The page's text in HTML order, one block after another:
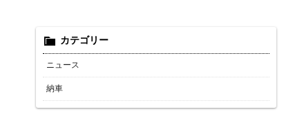
カテゴリー
ニュース
納車